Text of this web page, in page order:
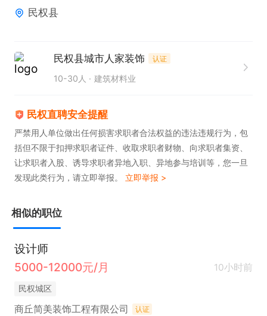
民权县
民权县城市人家装饰 认证
10-30人 建筑材料业
民权直聘安全提醒
严禁用人单位做出任何损害求职者合法权益的违法违规行为，包
括但不限于扣押求职者证件、收取求职者财物、向求职者集资、
让求职者入股、诱导求职者异地入职、异地参与培训等，您一旦
发现此类行为，请立即举报。 立即举报 >
相似的职位
设计师
5000-12000元/月
10小时前
民权城区
商丘简美装饰工程有限公司 认证